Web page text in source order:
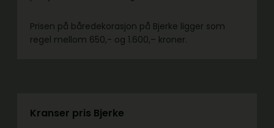
Prisen på båredekorasjon på Bjerke ligger som
regel mellom 650,- og 1.600,– kroner.
Kranser pris Bjerke